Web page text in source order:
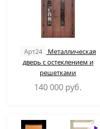
Арт24
Металлическая
дверь с остеклением и
решетками
140 000 руб.